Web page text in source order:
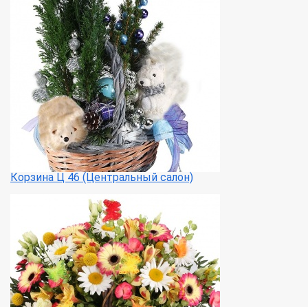
Корзина Ц 46 (Центральный салон)